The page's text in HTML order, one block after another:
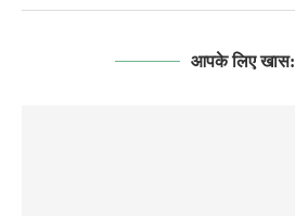
आपके लिए खास: